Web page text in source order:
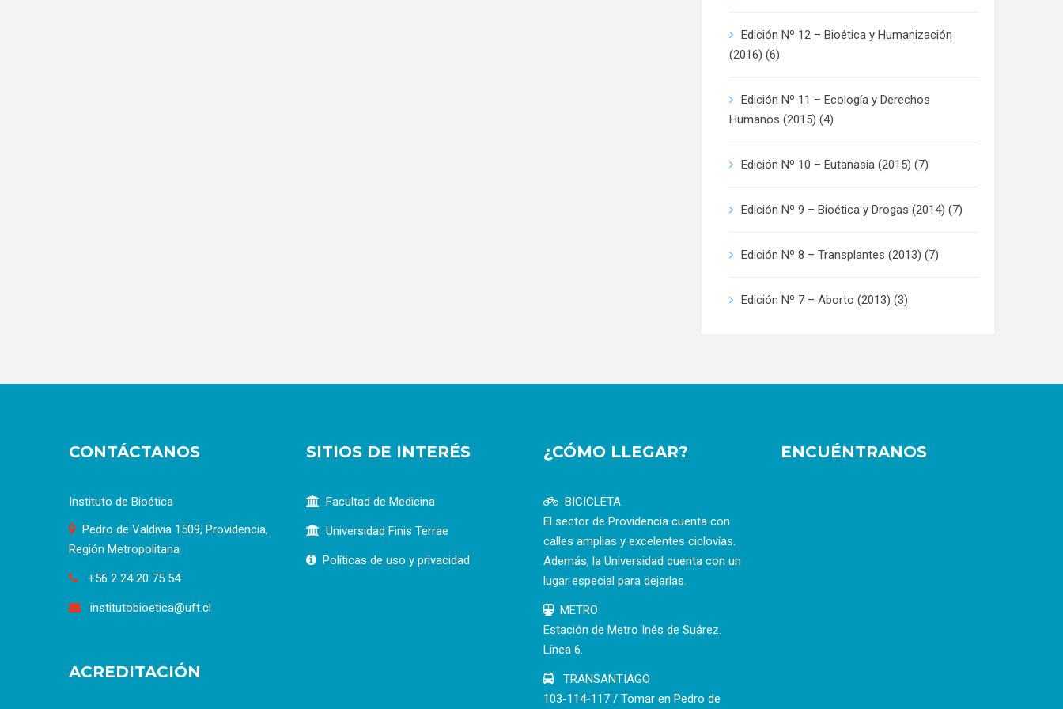
Edición Nº 12 – Bioética y Humanización
(2016) (6)
Edición Nº 11 – Ecología y Derechos
Humanos (2015) (4)
Edición Nº 10 – Eutanasia (2015) (7)
Edición Nº 9 – Bioética y Drogas (2014) (7)
Edición Nº 8 – Transplantes (2013) (7)
Edición Nº 7 – Aborto (2013) (3)
CONTÁCTANOS
Instituto de Bioética
Pedro de Valdivia 1509, Providencia,
Región Metropolitana
+56 2 24 20 75 54
institutobioetica@uft.cl
ACREDITACIÓN
SITIOS DE INTERÉS
Facultad de Medicina
Universidad Finis Terrae
Políticas de uso y privacidad
¿CÓMO LLEGAR?
BICICLETA
El sector de Providencia cuenta con
calles amplias y excelentes ciclovías.
Además, la Universidad cuenta con un
lugar especial para dejarlas.
METRO
Estación de Metro Inés de Suárez.
Línea 6.
TRANSANTIAGO
103-114-117 / Tomar en Pedro de
ENCUÉNTRANOS